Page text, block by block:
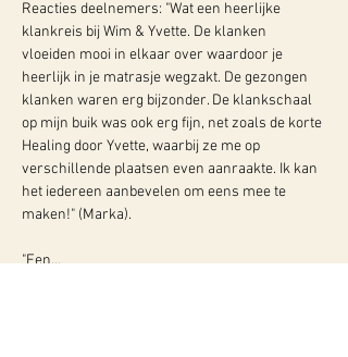
Reacties deelnemers: "Wat een heerlijke
klankreis bij Wim & Yvette. De klanken
vloeiden mooi in elkaar over waardoor je
heerlijk in je matrasje wegzakt. De gezongen
klanken waren erg bijzonder. De klankschaal
op mijn buik was ook erg fijn, net zoals de korte
Healing door Yvette, waarbij ze me op
verschillende plaatsen even aanraakte. Ik kan
het iedereen aanbevelen om eens mee te
maken!" (Marka).
"Een…